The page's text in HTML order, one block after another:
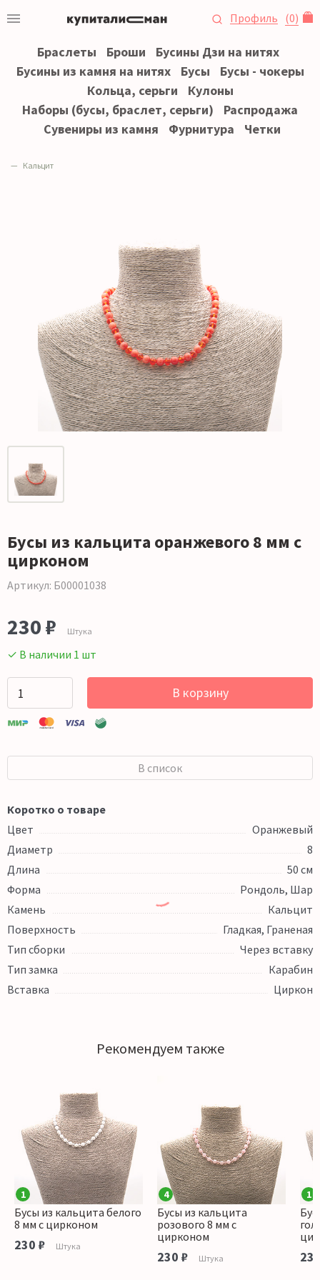
Профиль (0)
Браслеты Броши
Бусины Дзи на нитях
Бусины из камня на нитях
Бусы
Бусы - чокеры
Кольца, серьги
Кулоны
Наборы (бусы, браслет, серьги)
Распродажа
Сувениры из камня
Фурнитура Четки
Кальцит
Бусы из кальцита оранжевого 8 мм с
цирконом
Артикул: Б00001038
230 ₽ Штука
✓ В наличии 1 шт
В корзину
В список
Коротко о товаре
Цвет
Оранжевый
Диаметр
8
Длина
50 см
Форма
Рондоль, Шар
Камень
Кальцит
Поверхность
Гладкая, Граненая
Тип сборки
Через вставку
Тип замка
Карабин
Вставка
Циркон
Рекомендуем также
1
Бусы из кальцита белого
8 мм с цирконом
230 ₽ Штука
4
Бусы из кальцита
розового 8 мм с
цирконом
230 ₽ Штука
1